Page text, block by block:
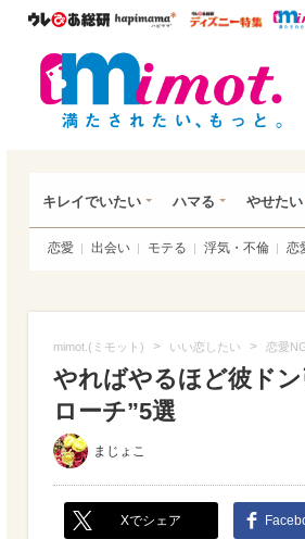
ウレぴあ総研ハピママ* ウ
キレイでいたい ハマる やせたい
恋愛 出会い モテる 浮気・不倫 恋
mimot.(ミモット) > いい恋したい > 恋愛
やればやるほど彼ド
ローチ”5選
まじょこ
Xでシェア